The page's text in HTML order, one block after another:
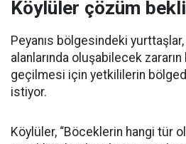
Köylüler çözüm
Peyanıs bölgesindeki
alanlarında oluşabilecek
geçilmesi için yetkililerin
istiyor.
Köylüler, “Böceklerin hangi tür